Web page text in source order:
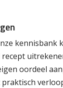
kennisbank
oordeel